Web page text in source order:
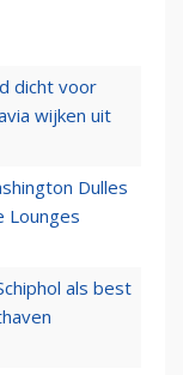
dicht voor
wijken uit
Dulles
Lounges
als best